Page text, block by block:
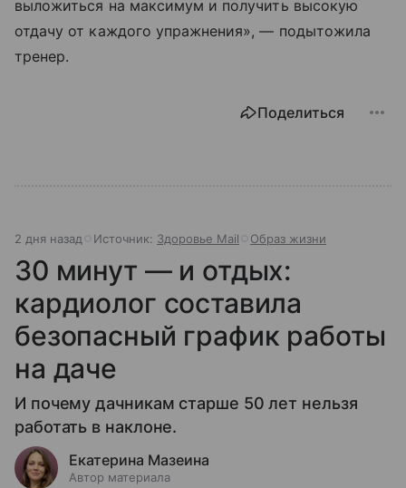
выложиться на максимум и получить высокую
отдачу от каждого упражнения», — подытожила
тренер.
Поделиться
2 дня назад Источник: Здоровье Mail Образ жизни
30 минут — и отдых:
кардиолог составила
безопасный график работы
на даче
И почему дачникам старше 50 лет нельзя
работать в наклоне.
Екатерина Мазеина
Автор материала